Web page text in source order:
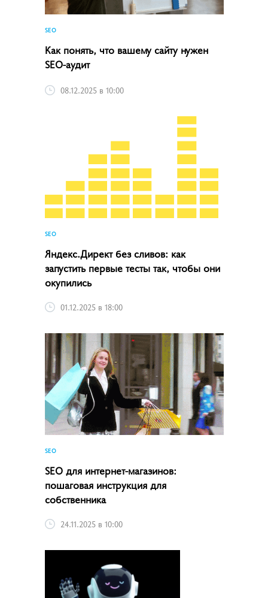
SEO
Как понять, что вашему сайту нужен
SEO-аудит
08.12.2025 в 10:00
SEO
Яндекс.Директ без сливов: как
запустить первые тесты так, чтобы они
окупились
01.12.2025 в 18:00
SEO
SEO для интернет-магазинов:
пошаговая инструкция для
собственника
24.11.2025 в 10:00